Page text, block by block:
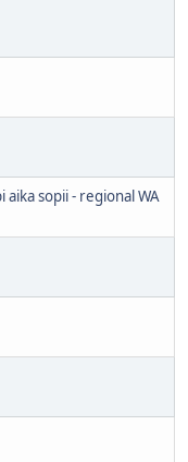
sopii - regional WA